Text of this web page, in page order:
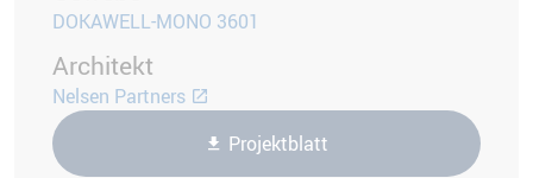
DOKAWELL-MONO 3601
Architekt
Nelsen Partners
Projektblatt